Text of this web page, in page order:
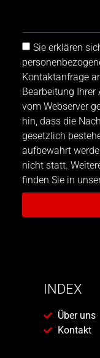
Sie erklären
Kontaktanfrage
Bearbeitung
vom Webserver
hin, dass die
gesetzlich
aufbewahrt
nicht statt.
finden Sie in
INDEX
Über uns
Kontakt